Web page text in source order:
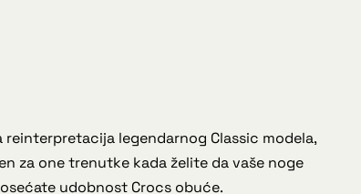
reinterpretacija legendarnog Classic modela,
za one trenutke kada želite da vaše noge
udobnost Crocs obuće.